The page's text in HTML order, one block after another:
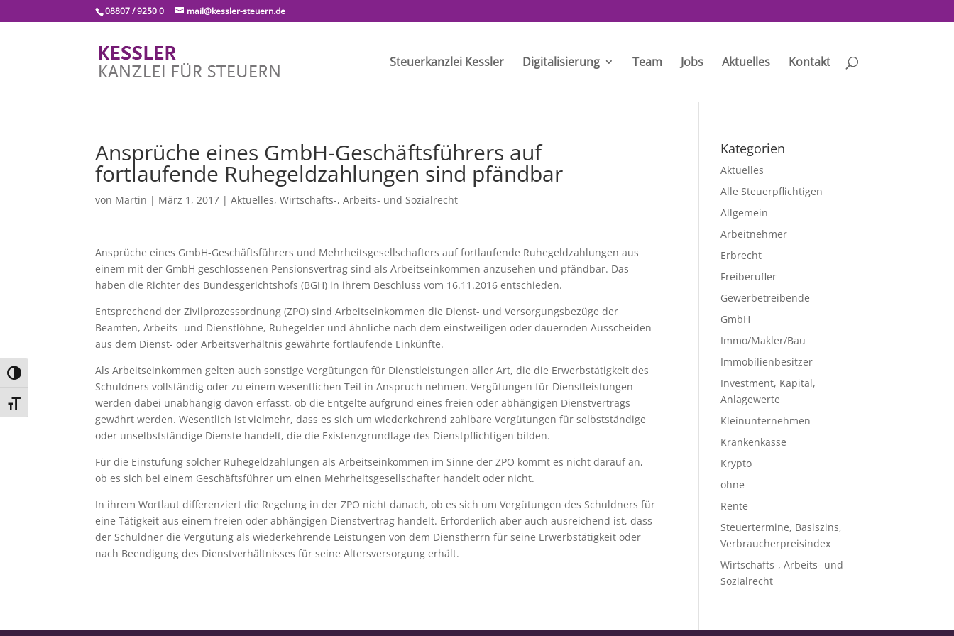
Umschalten auf hohe Kontraste
Schrift vergrößern
08807 / 9250 0 mail@kessler-steuern.de
Steuerkanzlei Kessler Digitalisierung Team Jobs Aktuelles Kontakt
Ansprüche eines GmbH-Geschäftsführers auf
fortlaufende Ruhegeldzahlungen sind pfändbar
von Martin | März 1, 2017 |Aktuelles,Wirtschafts-, Arbeits- und Sozialrecht
Ansprüche eines GmbH-Geschäftsführers und Mehrheitsgesellschafters auf fortlaufende Ruhegeldzahlungen aus
einem mit der GmbH geschlossenen Pensionsvertrag sind als Arbeitseinkommen anzusehen und pfändbar. Das
haben die Richter des Bundesgerichtshofs (BGH) in ihrem Beschluss vom 16.11.2016 entschieden.
Entsprechend der Zivilprozessordnung (ZPO) sind Arbeitseinkommen die Dienst- und Versorgungsbezüge der
Beamten, Arbeits- und Dienstlöhne, Ruhegelder und ähnliche nach dem einstweiligen oder dauernden Ausscheiden
aus dem Dienst- oder Arbeitsverhältnis gewährte fortlaufende Einkünfte.
Als Arbeitseinkommen gelten auch sonstige Vergütungen für Dienstleistungen aller Art, die die Erwerbstätigkeit des
Schuldners vollständig oder zu einem wesentlichen Teil in Anspruch nehmen. Vergütungen für Dienstleistungen
werden dabei unabhängig davon erfasst, ob die Entgelte aufgrund eines freien oder abhängigen Dienstvertrags
gewährt werden. Wesentlich ist vielmehr, dass es sich um wiederkehrend zahlbare Vergütungen für selbstständige
oder unselbstständige Dienste handelt, die die Existenzgrundlage des Dienstpflichtigen bilden.
Für die Einstufung solcher Ruhegeldzahlungen als Arbeitseinkommen im Sinne der ZPO kommt es nicht darauf an,
ob es sich bei einem Geschäftsführer um einen Mehrheitsgesellschafter handelt oder nicht.
In ihrem Wortlaut differenziert die Regelung in der ZPO nicht danach, ob es sich um Vergütungen des Schuldners für
eine Tätigkeit aus einem freien oder abhängigen Dienstvertrag handelt. Erforderlich aber auch ausreichend ist, dass
der Schuldner die Vergütung als wiederkehrende Leistungen von dem Dienstherrn für seine Erwerbstätigkeit oder
nach Beendigung des Dienstverhältnisses für seine Altersversorgung erhält.
Kategorien
Aktuelles
Alle Steuerpflichtigen
Allgemein
Arbeitnehmer
Erbrecht
Freiberufler
Gewerbetreibende
GmbH
Immo/Makler/Bau
Immobilienbesitzer
Investment, Kapital,
Anlagewerte
Kleinunternehmen
Krankenkasse
Krypto
ohne
Rente
Steuertermine, Basiszins,
Verbraucherpreisindex
Wirtschafts-, Arbeits- und
Sozialrecht